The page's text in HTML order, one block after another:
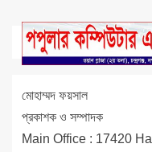
মোহাম্মদ ফয়সাল
প্রকাশক ও সম্পাদক
Main Office : 17420